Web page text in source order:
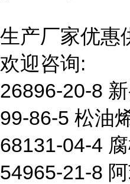
生产厂家优惠
欢迎咨询:
26896-20-8
99-86-5 松油
68131-04-4
54965-21-8